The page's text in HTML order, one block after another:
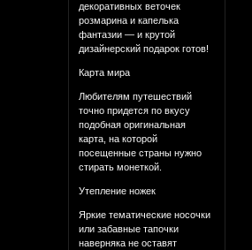
декоративных веточек
розмарина и капелька
фантазии — и крутой
дизайнерский подарок готов!
Карта мира
Любителям путешествий
точно придется по вкусу
подобная оригинальная
карта, на которой
посещенные страны нужно
стирать монеткой.
Утепление ножек
Яркие тематические носочки
или забавные тапочки
наверняка не оставят